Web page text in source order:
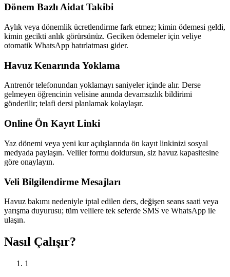
Dönem Bazlı Aidat Takibi
Aylık veya dönemlik ücretlendirme fark etmez; kimin ödemesi geldi,
kimin gecikti anlık görürsünüz. Geciken ödemeler için veliye
otomatik WhatsApp hatırlatması gider.
Havuz Kenarında Yoklama
Antrenör telefonundan yoklamayı saniyeler içinde alır. Derse
gelmeyen öğrencinin velisine anında devamsızlık bildirimi
gönderilir; telafi dersi planlamak kolaylaşır.
Online Ön Kayıt Linki
Yaz dönemi veya yeni kur açılışlarında ön kayıt linkinizi sosyal
medyada paylaşın. Veliler formu doldursun, siz havuz kapasitesine
göre onaylayın.
Veli Bilgilendirme Mesajları
Havuz bakımı nedeniyle iptal edilen ders, değişen seans saati veya
yarışma duyurusu; tüm velilere tek seferde SMS ve WhatsApp ile
ulaşın.
Nasıl Çalışır?
1